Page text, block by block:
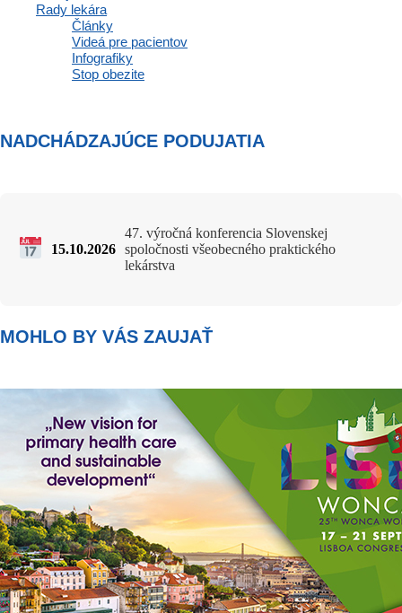
Rady lekára
Články
Videá pre pacientov
Infografiky
Stop obezite
https://app.sli.do/event/2Kr8KctWfVeHr3tQixgK3n
Srdečne Vás pozývame.
NADCHÁDZAJÚCE PODUJATIA
15.10.2026
47. výročná konferencia Slovenskej
spoločnosti všeobecného praktického
lekárstva
MOHLO BY VÁS ZAUJAŤ